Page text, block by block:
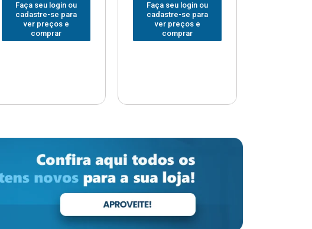
Faça seu login ou
cadastre-se para
ver preços e
comprar
Faça seu login ou
cadastre-se para
ver preços e
comprar